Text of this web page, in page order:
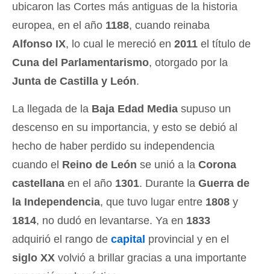
ubicaron las Cortes más antiguas de la historia
europea, en el año 1188, cuando reinaba
Alfonso IX, lo cual le mereció en 2011 el título de
Cuna del Parlamentarismo, otorgado por la
Junta de Castilla y León.
La llegada de la Baja Edad Media supuso un
descenso en su importancia, y esto se debió al
hecho de haber perdido su independencia
cuando el Reino de León se unió a la Corona
castellana en el año 1301. Durante la Guerra de
la Independencia, que tuvo lugar entre 1808 y
1814, no dudó en levantarse. Ya en 1833
adquirió el rango de capital provincial y en el
siglo XX volvió a brillar gracias a una importante